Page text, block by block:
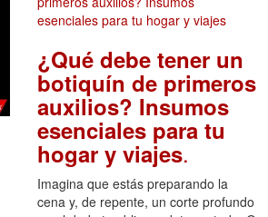
¿Qué debe tener un
botiquín de primeros
auxilios? Insumos
esenciales para tu
hogar y viajes.
Imagina que estás preparando la
cena y, de repente, un corte profundo